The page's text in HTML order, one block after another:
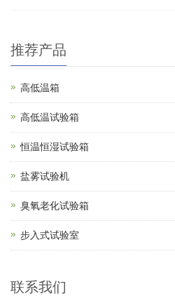
推荐产品
高低温箱
高低温试验箱
恒温恒湿试验箱
盐雾试验机
臭氧老化试验箱
步入式试验室
联系我们